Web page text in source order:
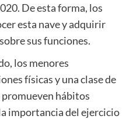
De esta forma, los
esta nave y adquirir
sus funciones.
los menores
físicas y una clase de
hábitos
importancia del ejercicio